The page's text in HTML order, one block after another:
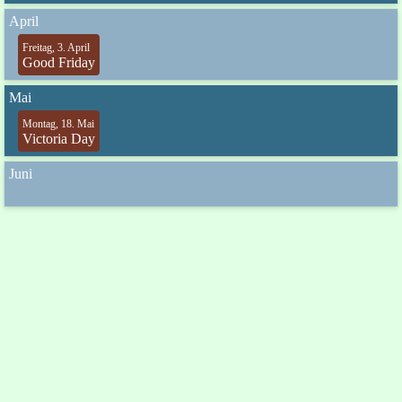
April
Freitag, 3. April
Good Friday
Mai
Montag, 18. Mai
Victoria Day
Juni